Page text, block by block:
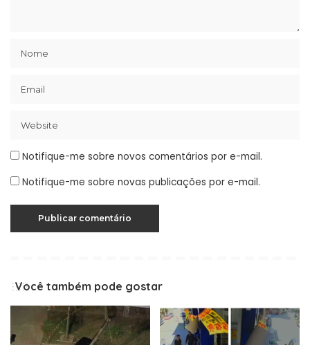
Notifique-me sobre novos comentários por e-mail.
Notifique-me sobre novas publicações por e-mail.
Você também pode gostar